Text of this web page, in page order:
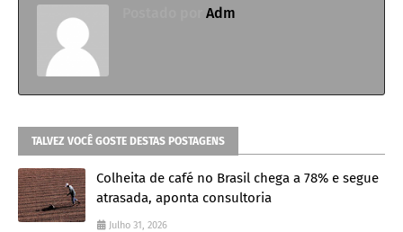
Adm
TALVEZ VOCÊ GOSTE DESTAS POSTAGENS
Colheita de café no Brasil chega a 78% e segue
atrasada, aponta consultoria
Julho 31, 2026